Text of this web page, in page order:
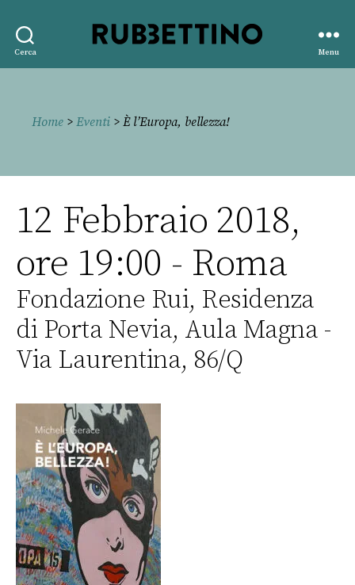
Cerca
editore
Menu
Home > Eventi > È l’Europa, bellezza!
12 Febbraio 2018,
ore 19:00 - Roma
Fondazione Rui, Residenza
di Porta Nevia, Aula Magna -
Via Laurentina, 86/Q